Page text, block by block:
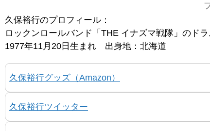
久保裕行のプロフィール：
ロックンロールバンド「THE イナズマ戦隊」のド
1977年11月20日生まれ 出身地：北海道
久保裕行グッズ（Amazon）
久保裕行ツイッター